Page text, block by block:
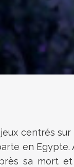
centrés
en Egypte.
sa mort et